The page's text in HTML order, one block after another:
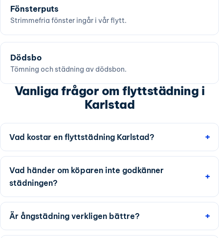
Fönsterputs
Strimmefria fönster ingår i vår flytt.
Dödsbo
Tömning och städning av dödsbon.
Vanliga frågor om flyttstädning i
Karlstad
Vad kostar en flyttstädning Karlstad?
Vad händer om köparen inte godkänner
städningen?
Är ångstädning verkligen bättre?